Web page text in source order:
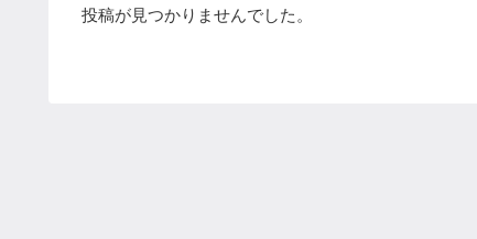
投稿が見つかりませんでした。